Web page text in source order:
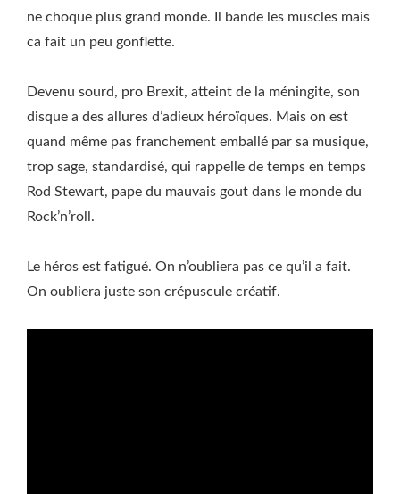
ne choque plus grand monde. Il bande les muscles mais
ca fait un peu gonflette.
Devenu sourd, pro Brexit, atteint de la méningite, son
disque a des allures d’adieux héroïques. Mais on est
quand même pas franchement emballé par sa musique,
trop sage, standardisé, qui rappelle de temps en temps
Rod Stewart, pape du mauvais gout dans le monde du
Rock’n’roll.
Le héros est fatigué. On n’oubliera pas ce qu’il a fait.
On oubliera juste son crépuscule créatif.